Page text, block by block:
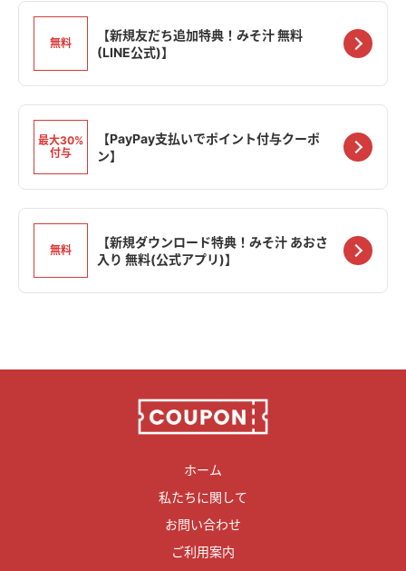
無料
【新規友だち追加特典！みそ汁 無料
(LINE公式)】
最大30%
付与
【PayPay支払いでポイント付与クーポ
ン】
無料
【新規ダウンロード特典！みそ汁 あおさ
入り 無料(公式アプリ)】
ホーム
私たちに関して
お問い合わせ
ご利用案内